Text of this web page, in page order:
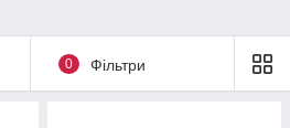
0 Фільтри